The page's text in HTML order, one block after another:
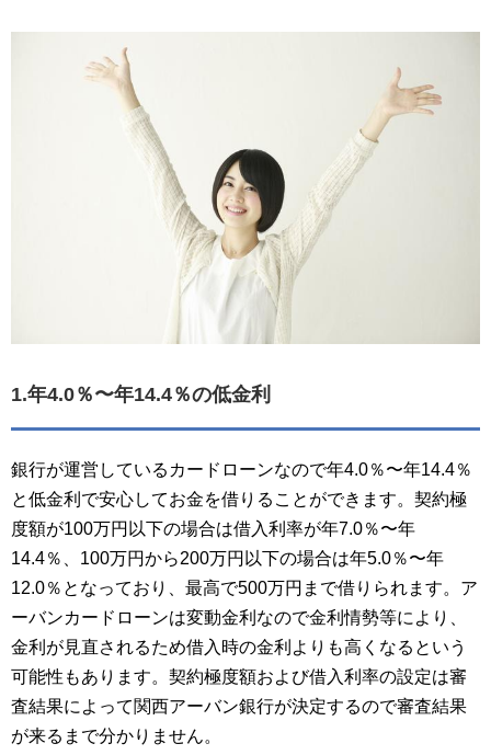
1.年4.0％〜年14.4％の低金利
銀行が運営しているカードローンなので年4.0％〜年14.4％
と低金利で安心してお金を借りることができます。契約極
度額が100万円以下の場合は借入利率が年7.0％〜年
14.4％、100万円から200万円以下の場合は年5.0％〜年
12.0％となっており、最高で500万円まで借りられます。ア
ーバンカードローンは変動金利なので金利情勢等により、
金利が見直されるため借入時の金利よりも高くなるという
可能性もあります。契約極度額および借入利率の設定は審
査結果によって関西アーバン銀行が決定するので審査結果
が来るまで分かりません。